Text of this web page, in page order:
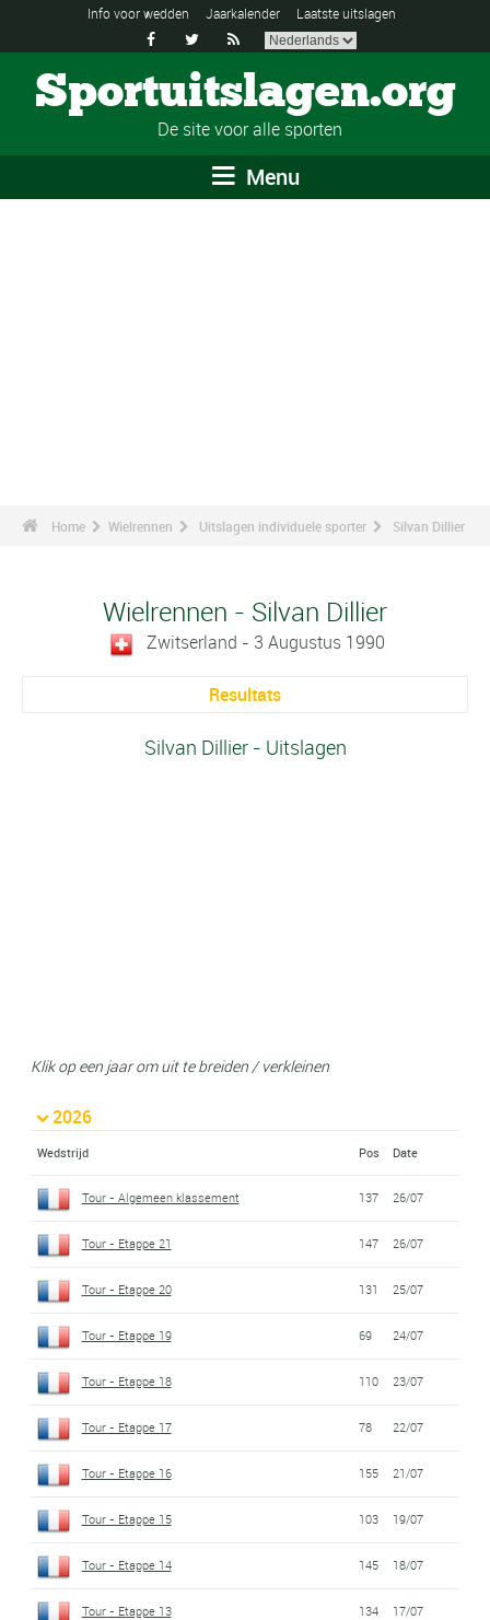
Info voor wedden Jaarkalender Laatste uitslagen
  
Sportuitslagen.org
De site voor alle sporten
Menu
Home Wielrennen Uitslagen individuele sporter Silvan Dillier
Wielrennen - Silvan Dillier
Zwitserland - 3 Augustus 1990
Resultats
Silvan Dillier - Uitslagen
Klik op een jaar om uit te breiden / verkleinen
2026
Wedstrijd Pos Date
Tour - Algemeen klassement 137 26/07
Tour - Etappe 21 147 26/07
Tour - Etappe 20 131 25/07
Tour - Etappe 19 69 24/07
Tour - Etappe 18 110 23/07
Tour - Etappe 17 78 22/07
Tour - Etappe 16 155 21/07
Tour - Etappe 15 103 19/07
Tour - Etappe 14 145 18/07
Tour - Etappe 13 134 17/07